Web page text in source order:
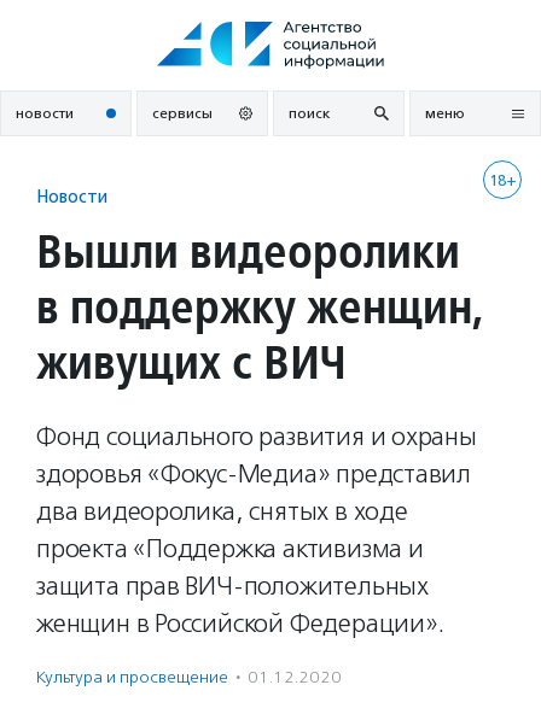
новости сервисы поиск меню
18+
Новости
Вышли видеоролики
в поддержку женщин,
живущих с ВИЧ
Фонд социального развития и охраны
здоровья «Фокус-Медиа» представил
два видеоролика, снятых в ходе
проекта «Поддержка активизма и
защита прав ВИЧ-положительных
женщин в Российской Федерации».
Культура и просвещение · 01.12.2020